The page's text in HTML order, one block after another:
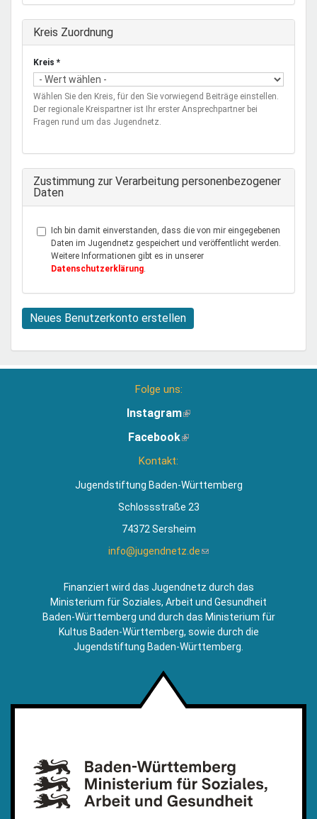
Ausblenden
Kreis Zuordnung
Kreis *
Wählen Sie den Kreis, für den Sie vorwiegend Beiträge einstellen.
Der regionale Kreispartner ist Ihr erster Ansprechpartner bei
Fragen rund um das Jugendnetz.
Zustimmung zur Verarbeitung personenbezogener
Daten
Ich bin damit einverstanden, dass die von mir eingegebenen
Daten im Jugendnetz gespeichert und veröffentlicht werden.
Weitere Informationen gibt es in unserer
Datenschutzerklärung
Neues Benutzerkonto erstellen
Folge uns:
Instagram(Link
extern)
Facebook(Link
Kontakt:
Jugendstiftung Baden-Württemberg
Schlossstraße 23
74372 Sersheim
info@jugendnetz.de(Link
Mail)
Finanziert wird das Jugendnetz durch das
Ministerium für Soziales, Arbeit und Gesundheit
Baden-Württemberg und durch das Ministerium für
Kultus Baden-Württemberg, sowie durch die
Jugendstiftung Baden-Württemberg.